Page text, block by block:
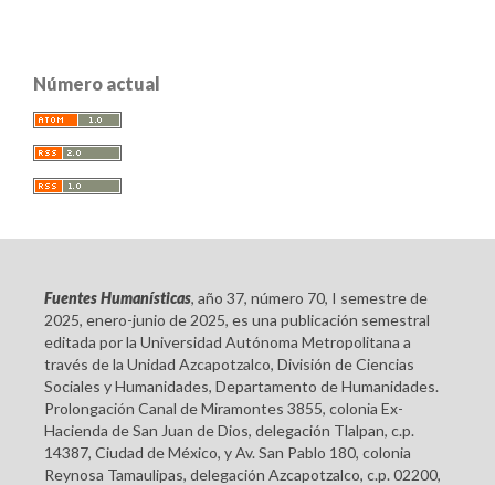
Número actual
Fuentes Humanísticas, año 37, número 70, I semestre de
2025, enero-junio de 2025, es una publicación semestral
editada por la Universidad Autónoma Metropolitana a
través de la Unidad Azcapotzalco, División de Ciencias
Sociales y Humanidades, Departamento de Humanidades.
Prolongación Canal de Miramontes 3855, colonia Ex-
Hacienda de San Juan de Dios, delegación Tlalpan, c.p.
14387, Ciudad de México, y Av. San Pablo 180, colonia
Reynosa Tamaulipas, delegación Azcapotzalco, c.p. 02200,